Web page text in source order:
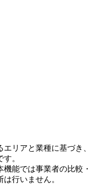
リアと業種に基づき、
。
能では事業者の比較・
行いません。